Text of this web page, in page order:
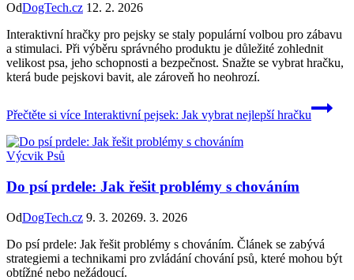
OdDogTech.cz 12. 2. 2026
Interaktivní hračky pro pejsky se staly populární volbou pro zábavu
a stimulaci. Při výběru správného produktu je důležité zohlednit
velikost psa, jeho schopnosti a bezpečnost. Snažte se vybrat hračku,
která bude pejskovi bavit, ale zároveň ho neohrozí.
Přečtěte si více Interaktivní pejsek: Jak vybrat nejlepší hračku
Výcvik Psů
Do psí prdele: Jak řešit problémy s chováním
OdDogTech.cz 9. 3. 20269. 3. 2026
Do psí prdele: Jak řešit problémy s chováním. Článek se zabývá
strategiemi a technikami pro zvládání chování psů, které mohou být
obtížné nebo nežádoucí.